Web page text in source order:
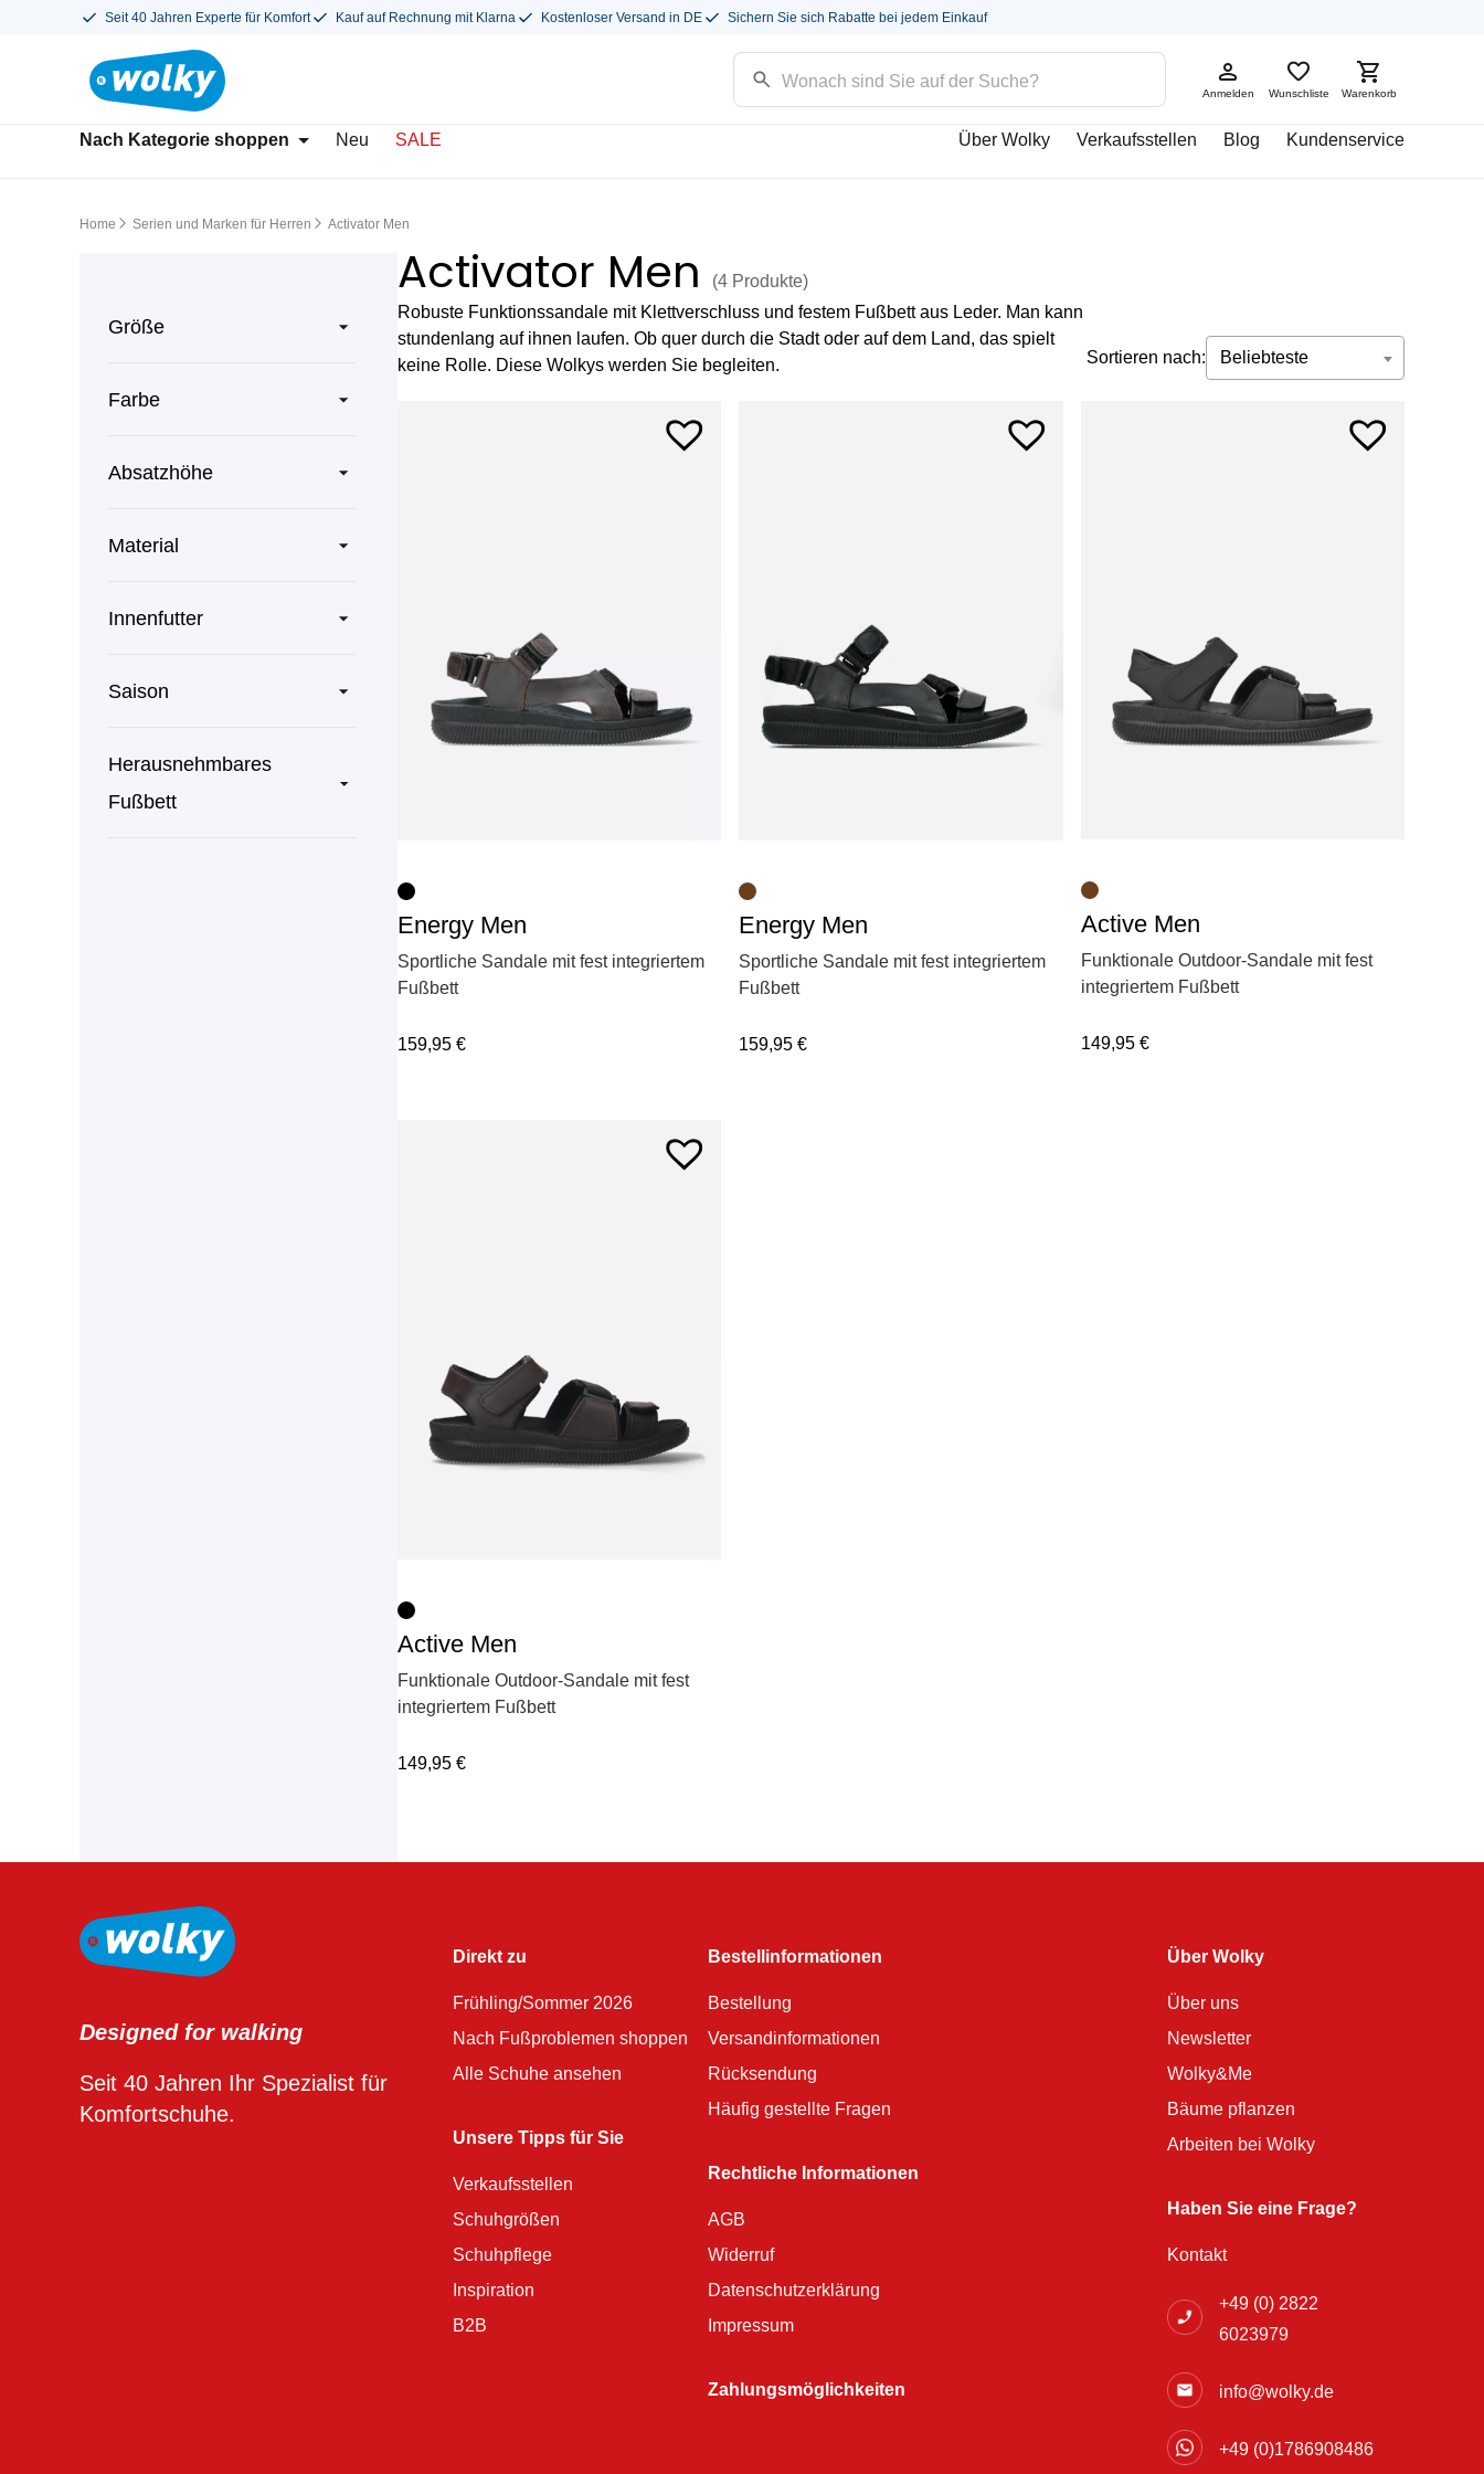
Seit 40 Jahren Experte für Komfort Kauf auf Rechnung mit Klarna Kostenloser Versand in DE Sichern Sie sich Rabatte bei jedem Einkauf
Anmelden Wunschliste Warenkorb
Nach Kategorie shoppen Neu SALE Über Wolky Verkaufsstellen Blog Kundenservice
Home Serien und Marken für Herren Activator Men
Größe
Farbe
Absatzhöhe
Material
Innenfutter
Saison
Herausnehmbares
Fußbett
Activator Men (4 Produkte)
Robuste Funktionssandale mit Klettverschluss und festem Fußbett aus Leder. Man kann
stundenlang auf ihnen laufen. Ob quer durch die Stadt oder auf dem Land, das spielt
keine Rolle. Diese Wolkys werden Sie begleiten.
Sortieren nach: Beliebteste
Energy Men
Sportliche Sandale mit fest integriertem
Fußbett
159,95 €
Energy Men
Sportliche Sandale mit fest integriertem
Fußbett
159,95€
Active Men
Funktionale Outdoor-Sandale mit fest
integriertem Fußbett
149,95 €
Active Men
Funktionale Outdoor-Sandale mit fest
integriertem Fußbett
149,95 €
Designed for walking
Seit 40 Jahren Ihr Spezialist für
Komfortschuhe.
Direkt zu
Frühling/Sommer 2026
Nach Fußproblemen shoppen
Alle Schuhe ansehen
Unsere Tipps für Sie
Verkaufsstellen
Schuhgrößen
Schuhpflege
Inspiration
B2B
Bestellinformationen
Bestellung
Versandinformationen
Rücksendung
Häufig gestellte Fragen
Rechtliche Informationen
AGB
Widerruf
Datenschutzerklärung
Impressum
Zahlungsmöglichkeiten
Über Wolky
Über uns
Newsletter
Wolky&Me
Bäume pflanzen
Arbeiten bei Wolky
Haben Sie eine Frage?
Kontakt
+49 (0) 2822
6023979
info@wolky.de
+49 (0)1786908486